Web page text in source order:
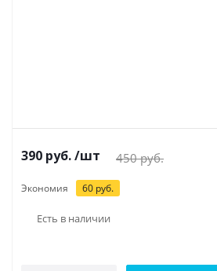
390 руб./шт 450руб.
Экономия 60 руб.
Есть в наличии